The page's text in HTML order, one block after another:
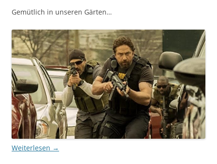
Gemütlich in unseren Gärten…
Weiterlesen →